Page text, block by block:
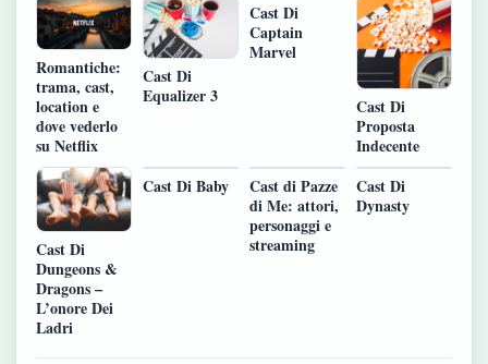
Romantiche:
trama, cast,
location e
dove vederlo
su Netflix
Cast Di
Equalizer 3
Cast Di
Captain
Marvel
Cast Di
Proposta
Indecente
Cast Di
Dungeons &
Dragons –
L’onore Dei
Ladri
Cast Di Baby
Cast di Pazze
di Me: attori,
personaggi e
streaming
Cast Di
Dynasty